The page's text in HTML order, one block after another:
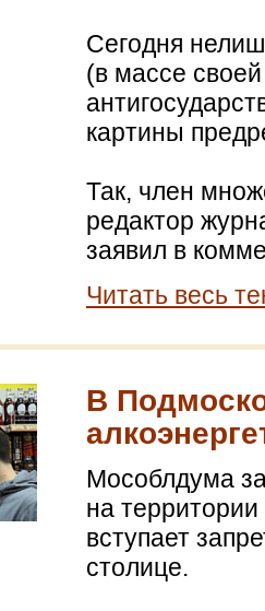
Сегодня
(в массе
картины
Так, член
редактор
заявил в
Читать весь
В
Мособлдума
на
вступает
столице.